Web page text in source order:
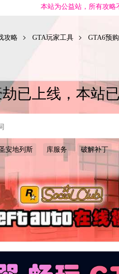
益站，所有攻略不收取任何费用，但
攻略 GTA玩家工具 GTA6预购
已上线，本站已
安地列斯 库服务 破解补丁